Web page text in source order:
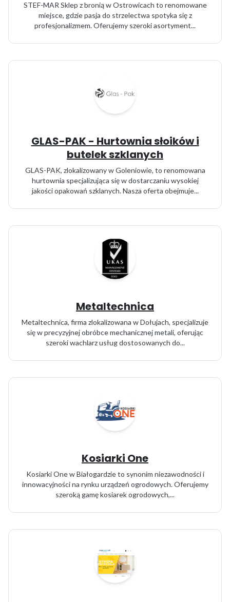
STEF-MAR Sklep z bronią w Ostrowicach to renomowane
miejsce, gdzie pasja do strzelectwa spotyka się z
profesjonalizmem. Oferujemy szeroki asortyment...
GLAS-PAK - Hurtownia słoików i
butelek szklanych
GLAS-PAK, zlokalizowany w Goleniowie, to renomowana
hurtownia specjalizująca się w dostarczaniu wysokiej
jakości opakowań szklanych. Nasza oferta obejmuje...
Metaltechnica
Metaltechnica, firma zlokalizowana w Dołujach, specjalizuje
się w precyzyjnej obróbce mechanicznej metali, oferując
szeroki wachlarz usług dostosowanych do...
Kosiarki One
Kosiarki One w Białogardzie to synonim niezawodności i
innowacyjności na rynku urządzeń ogrodowych. Oferujemy
szeroką gamę kosiarek ogrodowych,...